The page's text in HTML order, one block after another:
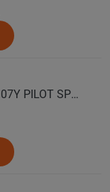
MICHELIN Автошина 275/40 R21 107Y PILOT SPORT 4 SUV лето